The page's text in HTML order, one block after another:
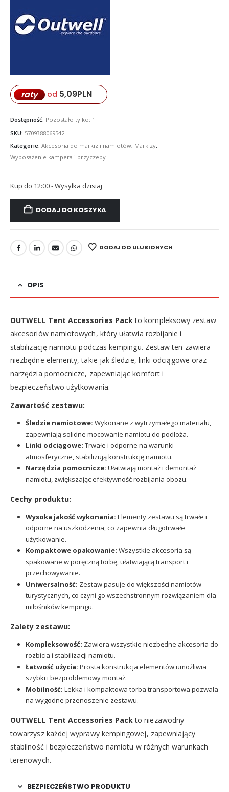
raty od 5,09PLN
Dostępność: Pozostało tylko: 1
SKU: 5709388069542
Kategorie: Akcesoria do markiz i namiotów, Markizy,
Wyposażenie kampera i przyczepy
Kup do 12:00 - Wysyłka dzisiaj
DODAJ DO KOSZYKA
DODAJ DO ULUBIONYCH
OPIS
OUTWELL Tent Accessories Packto kompleksowy zestaw
akcesoriów namiotowych, który ułatwia rozbijanie i
stabilizację namiotu podczas kempingu. Zestaw ten zawiera
niezbędne elementy, takie jak śledzie, linki odciągowe oraz
narzędzia pomocnicze, zapewniając komfort i
bezpieczeństwo użytkowania.
Zawartość zestawu:
Śledzie namiotowe: Wykonane z wytrzymałego materiału,
zapewniają solidne mocowanie namiotu do podłoża.
Linki odciągowe: Trwałe i odporne na warunki
atmosferyczne, stabilizują konstrukcję namiotu.
Narzędzia pomocnicze: Ułatwiają montaż i demontaż
namiotu, zwiększając efektywność rozbijania obozu.
Cechy produktu:
Wysoka jakość wykonania: Elementy zestawu są trwałe i
odporne na uszkodzenia, co zapewnia długotrwałe
użytkowanie.
Kompaktowe opakowanie: Wszystkie akcesoria są
spakowane w poręczną torbę, ułatwiającą transport i
przechowywanie.
Uniwersalność: Zestaw pasuje do większości namiotów
turystycznych, co czyni go wszechstronnym rozwiązaniem dla
miłośników kempingu.
Zalety zestawu:
Kompleksowość: Zawiera wszystkie niezbędne akcesoria do
rozbicia i stabilizacji namiotu.
Łatwość użycia: Prosta konstrukcja elementów umożliwia
szybki i bezproblemowy montaż.
Mobilność: Lekka i kompaktowa torba transportowa pozwala
na wygodne przenoszenie zestawu.
OUTWELL Tent Accessories Packto niezawodny
towarzysz każdej wyprawy kempingowej, zapewniający
stabilność i bezpieczeństwo namiotu w różnych warunkach
terenowych.
BEZPIECZEŃSTWO PRODUKTU